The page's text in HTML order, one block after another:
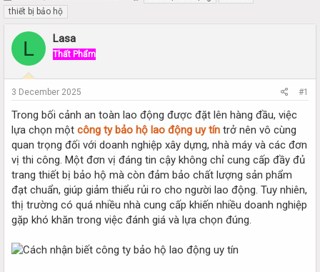
h
r
e
d
a
r
e
r
t
a
r
t
d
e
thiết bị bảo hộ
L Lasa
Thất Phẩm
3 December 2025 #1
Trong bối cảnh an toàn lao động được đặt lên hàng đầu, việc
lựa chọn một công ty bảo hộ lao động uy tín trở nên vô cùng
quan trọng đối với doanh nghiệp xây dựng, nhà máy và các đơn
vị thi công. Một đơn vị đáng tin cậy không chỉ cung cấp đầy đủ
trang thiết bị bảo hộ mà còn đảm bảo chất lượng sản phẩm
đạt chuẩn, giúp giảm thiểu rủi ro cho người lao động. Tuy nhiên,
thị trường có quá nhiều nhà cung cấp khiến nhiều doanh nghiệp
gặp khó khăn trong việc đánh giá và lựa chọn đúng.